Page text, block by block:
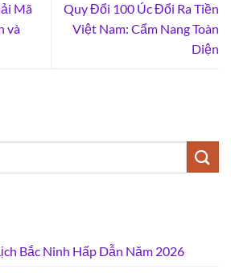
Mã
và
Quy Đổi 100 Úc Đổi Ra Tiền
Việt Nam: Cẩm Nang Toàn
Diện
Bắc Ninh Hấp Dẫn Năm 2026